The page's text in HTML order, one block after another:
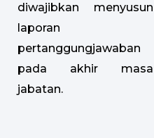
diwajibkan menyusun
laporan
pertanggungjawaban
pada akhir masa
jabatan.